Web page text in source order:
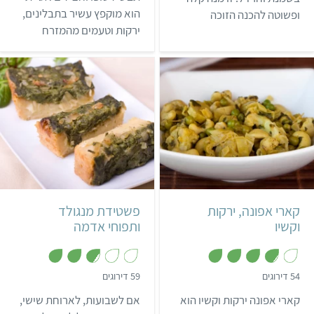
ת
ו
ופשוטה להכנה הזוכה
כשעתיים, נצרבות היטב על
ברוטב שמנתי שעשוי מקרם
קוקוס.
מ
ת
ו
הוא מוקפץ עשיר בתבלינים,
ירקות וטעמים מהמזרח
לארוחת צהריים רגועה.
קל 40 דקות
4 מנות הודי
קארי אפונה, ירקות
וקשיו
54 דירוגים
.
8
קארי אפונה ירקות וקשיו הוא
קל שעה ו-20 דקות
פשטידת מנגולד
ותפוחי אדמה
59 דירוגים
.
8
אם לשבועות, לארוחת שישי,